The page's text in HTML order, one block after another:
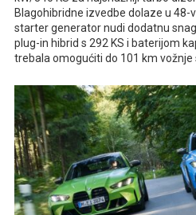
Blagohibridne izvedbe dolaze u 48-
starter generator nudi dodatnu
plug-in hibrid s 292 KS i baterijom
trebala omogućiti do 101 km vožnje